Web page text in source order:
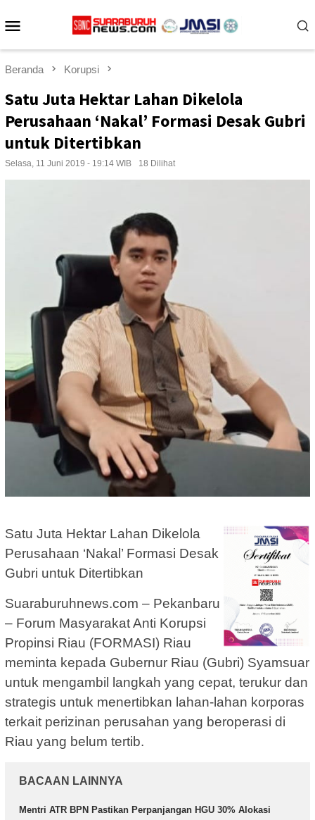
ke
Beranda Korupsi
Satu Juta Hektar Lahan Dikelola
Perusahaan ‘Nakal’ Formasi Desak Gubri
untuk Ditertibkan
Selasa, 11 Juni 2019 - 19:14 WIB 18 Dilihat
Satu Juta Hektar Lahan Dikelola
Perusahaan ‘Nakal’ Formasi Desak
Gubri untuk Ditertibkan
Suaraburuhnews.com – Pekanbaru
– Forum Masyarakat Anti Korupsi
Propinsi Riau (FORMASI) Riau
meminta kepada Gubernur Riau (Gubri) Syamsuar
untuk mengambil langkah yang cepat, terukur dan
strategis untuk menertibkan lahan-lahan korporas
terkait perizinan perusahan yang beroperasi di
Riau yang belum tertib.
BACAAN LAINNYA
Mentri ATR BPN Pastikan Perpanjangan HGU 30% Alokasi